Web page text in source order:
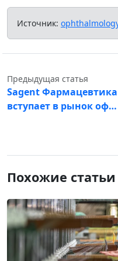
Источник:
Предыдущая статья
Sagent Фармацевтика
вступает в рынок оф…
Похожие статьи